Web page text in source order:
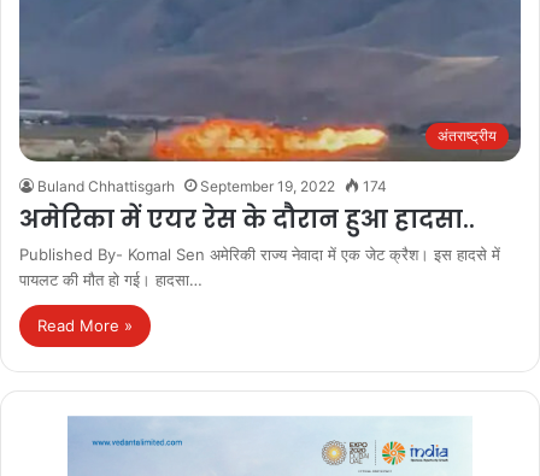
अंतराष्ट्रीय
Buland Chhattisgarh September 19, 2022 174
अमेरिका में एयर रेस के दौरान हुआ हादसा..
Published By- Komal Sen अमेरिकी राज्य नेवादा में एक जेट क्रैश। इस हादसे में
पायलट की मौत हो गई। हादसा…
Read More »